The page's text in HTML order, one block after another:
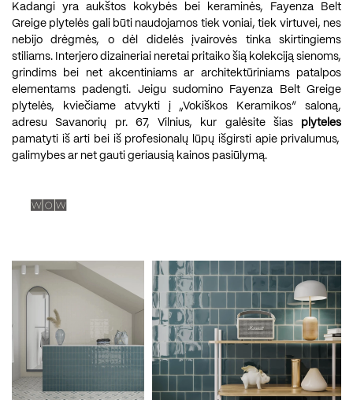
Kadangi yra aukštos kokybės bei keraminės, Fayenza Belt
Greige plytelės gali būti naudojamos tiek voniai, tiek virtuvei, nes
nebijo drėgmės, o dėl didelės įvairovės tinka skirtingiems
stiliams. Interjero dizaineriai neretai pritaiko šią kolekciją sienoms,
grindims bei net akcentiniams ar architektūriniams patalpos
elementams padengti. Jeigu sudomino Fayenza Belt Greige
plytelės, kviečiame atvykti į „Vokiškos Keramikos“ saloną,
adresu Savanorių pr. 67, Vilnius, kur galėsite šias plyteles
pamatyti iš arti bei iš profesionalų lūpų išgirsti apie privalumus,
galimybes ar net gauti geriausią kainos pasiūlymą.